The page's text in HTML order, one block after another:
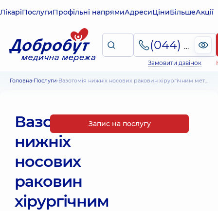
ЛікаріПослугиПрофільні напрямиАдресиЦіниБільшеАкції
(044) 495-2-888
Замовити дзвінок
Головна Послуги Вазотомія нижніх носових раковин хірургічним методом
Вазотомія
нижніх
носових
раковин
хірургічним
Запис на послугу